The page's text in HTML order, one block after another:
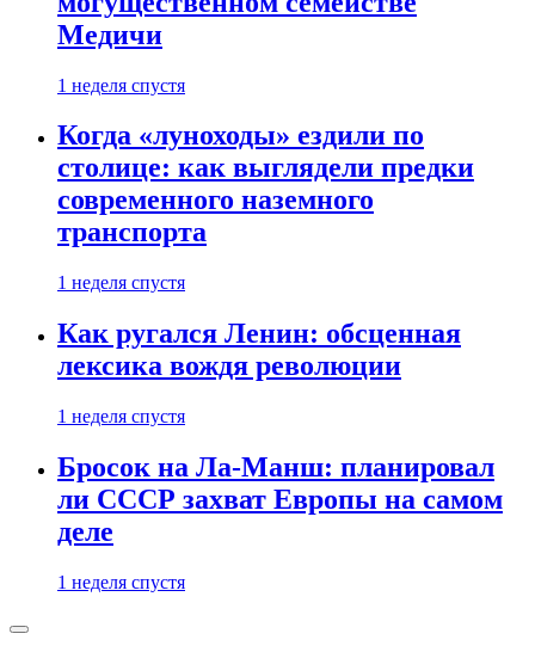
Медичи
1 неделя спустя
Когда «луноходы» ездили по
столице: как выглядели предки
современного наземного
транспорта
1 неделя спустя
Как ругался Ленин: обсценная
лексика вождя революции
1 неделя спустя
Бросок на Ла-Манш: планировал
ли СССР захват Европы на самом
деле
1 неделя спустя